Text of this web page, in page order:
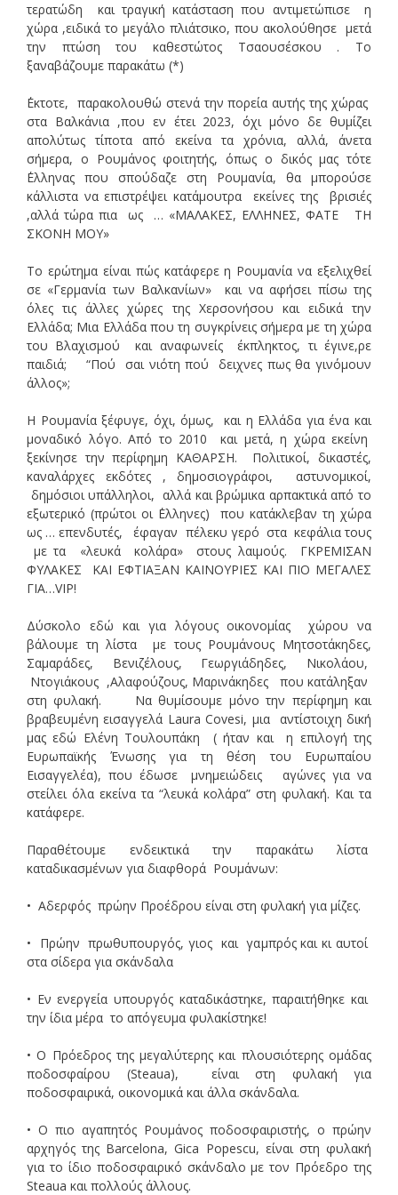
τερατώδη και τραγική κατάσταση που αντιμετώπισε η
χώρα ,ειδικά το μεγάλο πλιάτσικο, που ακολούθησε μετά
την πτώση του καθεστώτος Τσαουσέσκου . Το
ξαναβάζουμε παρακάτω (*)
΄Εκτοτε, παρακολουθώ στενά την πορεία αυτής της χώρας
στα Βαλκάνια ,που εν έτει 2023, όχι μόνο δε θυμίζει
απολύτως τίποτα από εκείνα τα χρόνια, αλλά, άνετα
σήμερα, ο Ρουμάνος φοιτητής, όπως ο δικός μας τότε
΄Ελληνας που σπούδαζε στη Ρουμανία, θα μπορούσε
κάλλιστα να επιστρέψει κατάμουτρα εκείνες της βρισιές
,αλλά τώρα πια ως … «ΜΑΛΑΚΕΣ, ΕΛΛΗΝΕΣ, ΦΑΤΕ ΤΗ
ΣΚΟΝΗ ΜΟΥ»
Το ερώτημα είναι πώς κατάφερε η Ρουμανία να εξελιχθεί
σε «Γερμανία των Βαλκανίων» και να αφήσει πίσω της
όλες τις άλλες χώρες της Χερσονήσου και ειδικά την
Ελλάδα; Μια Ελλάδα που τη συγκρίνεις σήμερα με τη χώρα
του Βλαχισμού και αναφωνείς έκπληκτος, τι έγινε,ρε
παιδιά; “Πού σαι νιότη πού δειχνες πως θα γινόμουν
άλλος»;
Η Ρουμανία ξέφυγε, όχι, όμως, και η Ελλάδα για ένα και
μοναδικό λόγο. Από το 2010 και μετά, η χώρα εκείνη
ξεκίνησε την περίφημη ΚΑΘΑΡΣΗ. Πολιτικοί, δικαστές,
καναλάρχες εκδότες , δημοσιογράφοι, αστυνομικοί,
δημόσιοι υπάλληλοι, αλλά και βρώμικα αρπακτικά από το
εξωτερικό (πρώτοι οι ΄Ελληνες) που κατάκλεβαν τη χώρα
ως … επενδυτές, έφαγαν πέλεκυ γερό στα κεφάλια τους
με τα «λευκά κολάρα» στους λαιμούς. ΓΚΡΕΜΙΣΑΝ
ΦΥΛΑΚΕΣ ΚΑΙ ΕΦΤΙΑΞΑΝ ΚΑΙΝΟΥΡΙΕΣ ΚΑΙ ΠΙΟ ΜΕΓΑΛΕΣ
ΓΙΑ…VIP!
Δύσκολο εδώ και για λόγους οικονομίας χώρου να
βάλουμε τη λίστα με τους Ρουμάνους Μητσοτάκηδες,
Σαμαράδες, Βενιζέλους, Γεωργιάδηδες, Νικολάου,
Ντογιάκους ,Αλαφούζους, Μαρινάκηδες που κατάληξαν
στη φυλακή. Να θυμίσουμε μόνο την περίφημη και
βραβευμένη εισαγγελά Laura Covesi, μια αντίστοιχη δική
μας εδώ Ελένη Τουλουπάκη ( ήταν και η επιλογή της
Ευρωπαϊκής Ένωσης για τη θέση του Ευρωπαίου
Εισαγγελέα), που έδωσε μνημειώδεις αγώνες για να
στείλει όλα εκείνα τα “λευκά κολάρα” στη φυλακή. Και τα
κατάφερε.
Παραθέτουμε ενδεικτικά την παρακάτω λίστα
καταδικασμένων για διαφθορά Ρουμάνων:
• Αδερφός πρώην Προέδρου είναι στη φυλακή για μίζες.
• Πρώην πρωθυπουργός, γιος και γαμπρός και κι αυτοί
στα σίδερα για σκάνδαλα
• Εν ενεργεία υπουργός καταδικάστηκε, παραιτήθηκε και
την ίδια μέρα το απόγευμα φυλακίστηκε!
• Ο Πρόεδρος της μεγαλύτερης και πλουσιότερης ομάδας
ποδοσφαίρου (Steaua), είναι στη φυλακή για
ποδοσφαιρικά, οικονομικά και άλλα σκάνδαλα.
• Ο πιο αγαπητός Ρουμάνος ποδοσφαιριστής, ο πρώην
αρχηγός της Barcelona, Gica Popescu, είναι στη φυλακή
για το ίδιο ποδοσφαιρικό σκάνδαλο με τον Πρόεδρο της
Steaua και πολλούς άλλους.